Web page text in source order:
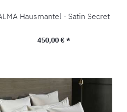
Hausmantel - Satin Secret
Regulärer Preis:
450,00 € *